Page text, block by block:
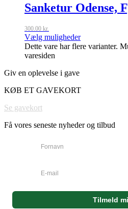
Sanketur Odense,
300.00 kr.
Vælg muligheder
Dette vare har flere varianter.
varesiden
Giv en oplevelse i gave
KØB ET GAVEKORT
Se gavekort
Få vores seneste nyheder og tilbud